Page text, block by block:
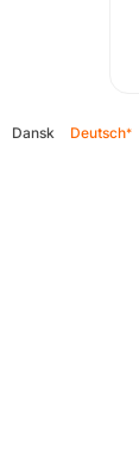
Dansk Deutsch*